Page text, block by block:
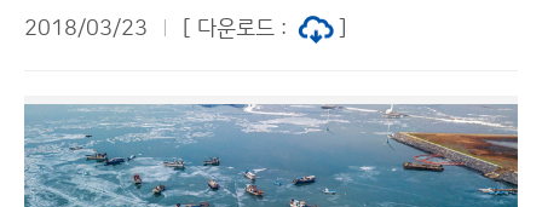
경부장관, 이상돈 국회의원, 전임청장 등 500여명이 참석
2018/03/23 [ 다운로드 :